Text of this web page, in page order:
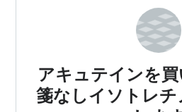
アキュテインを
箋なしイソトレ